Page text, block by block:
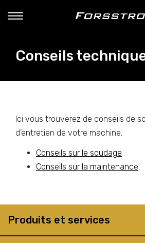
Conseils
Ici vous trouverez de conseils de
d’entretien de votre machine.
Conseils sur le soudage
Conseils sur la maintenance
Produits et services